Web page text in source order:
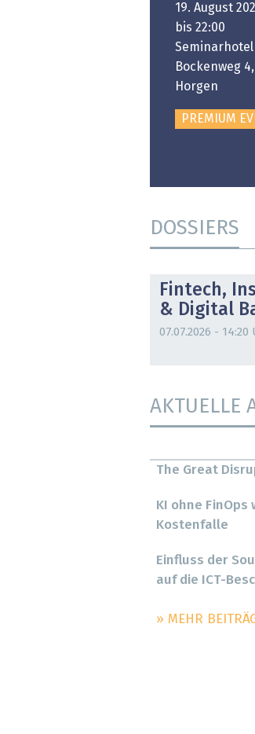
19. August
bis 22:00
Seminarhotel
Bockenweg
Horgen
PREMIUM
DOSSIERS
Fintech,
& Digital
07.07.2026 - 14:20
AKTUELLE
The Great
KI ohne FinOps
Kostenfalle
Einfluss der
auf die ICT-
» MEHR